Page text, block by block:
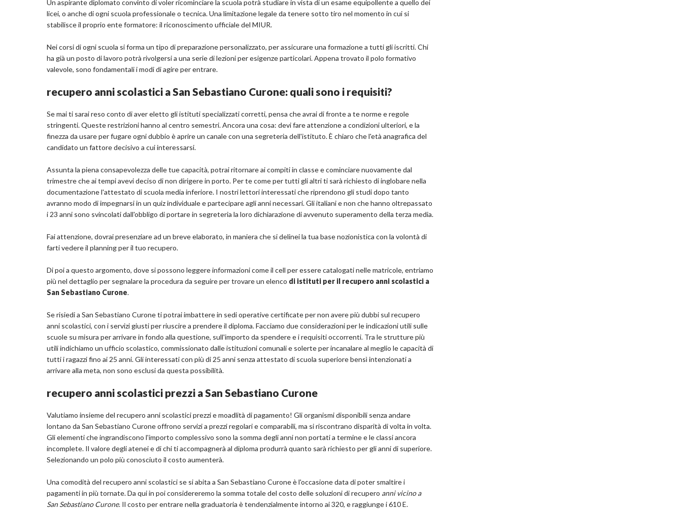
Un aspirante diplomato convinto di voler ricominciare la scuola potrà studiare in vista di un esame equipollente a quello dei
licei, o anche di ogni scuola professionale o tecnica. Una limitazione legale da tenere sotto tiro nel momento in cui si
stabilisce il proprio ente formatore: il riconoscimento ufficiale del MIUR.
Nei corsi di ogni scuola si forma un tipo di preparazione personalizzato, per assicurare una formazione a tutti gli iscritti. Chi
ha già un posto di lavoro potrà rivolgersi a una serie di lezioni per esigenze particolari. Appena trovato il polo formativo
valevole, sono fondamentali i modi di agire per entrare.
recupero anni scolastici a San Sebastiano Curone: quali sono i requisiti?
Se mai ti sarai reso conto di aver eletto gli istituti specializzati corretti, pensa che avrai di fronte a te norme e regole
stringenti. Queste restrizioni hanno al centro semestri. Ancora una cosa: devi fare attenzione a condizioni ulteriori, e la
finezza da usare per fugare ogni dubbio è aprire un canale con una segreteria dell'istituto. È chiaro che l'età anagrafica del
candidato un fattore decisivo a cui interessarsi.
Assunta la piena consapevolezza delle tue capacità, potrai ritornare ai compiti in classe e cominciare nuovamente dal
trimestre che ai tempi avevi deciso di non dirigere in porto. Per te come per tutti gli altri ti sarà richiesto di inglobare nella
documentazione l'attestato di scuola media inferiore. I nostri lettori interessati che riprendono gli studi dopo tanto
avranno modo di impegnarsi in un quiz individuale e partecipare agli anni necessari. Gli italiani e non che hanno oltrepassato
i 23 anni sono svincolati dall'obbligo di portare in segreteria la loro dichiarazione di avvenuto superamento della terza media.
Fai attenzione, dovrai presenziare ad un breve elaborato, in maniera che si delinei la tua base nozionistica con la volontà di
farti vedere il planning per il tuo recupero.
Di poi a questo argomento, dove si possono leggere informazioni come il cell per essere catalogati nelle matricole, entriamo
più nel dettaglio per segnalare la procedura da seguire per trovare un elenco di istituti per il recupero anni scolastici a
San Sebastiano Curone.
Se risiedi a San Sebastiano Curone ti potrai imbattere in sedi operative certificate per non avere più dubbi sul recupero
anni scolastici, con i servizi giusti per riuscire a prendere il diploma. Facciamo due considerazioni per le indicazioni utili sulle
scuole su misura per arrivare in fondo alla questione, sull'importo da spendere e i requisiti occorrenti. Tra le strutture più
utili indichiamo un ufficio scolastico, commissionato dalle istituzioni comunali e solerte per incanalare al meglio le capacità di
tutti i ragazzi fino ai 25 anni. Gli interessati con più di 25 anni senza attestato di scuola superiore bensì intenzionati a
arrivare alla meta, non sono esclusi da questa possibilità.
recupero anni scolastici prezzi a San Sebastiano Curone
Valutiamo insieme del recupero anni scolastici prezzi e moadlità di pagamento! Gli organismi disponibili senza andare
lontano da San Sebastiano Curone offrono servizi a prezzi regolari e comparabili, ma si riscontrano disparità di volta in volta.
Gli elementi che ingrandiscono l'importo complessivo sono la somma degli anni non portati a termine e le classi ancora
incomplete. Il valore degli atenei e di chi ti accompagnerà al diploma produrrà quanto sarà richiesto per gli anni di superiore.
Selezionando un polo più conosciuto il costo aumenterà.
Una comodità del recupero anni scolastici se si abita a San Sebastiano Curone è l'occasione data di poter smaltire i
pagamenti in più tornate. Da qui in poi considereremo la somma totale del costo delle soluzioni di recupero anni vicino a
San Sebastiano Curone. Il costo per entrare nella graduatoria è tendenzialmente intorno ai 320, e raggiunge i 610 E.